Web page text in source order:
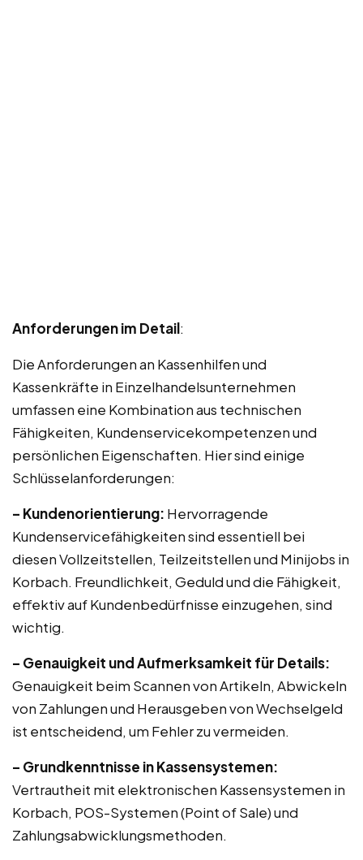
Anforderungen im Detail:
Die Anforderungen an Kassenhilfen und
Kassenkräfte in Einzelhandelsunternehmen
umfassen eine Kombination aus technischen
Fähigkeiten, Kundenservicekompetenzen und
persönlichen Eigenschaften. Hier sind einige
Schlüsselanforderungen:
– Kundenorientierung: Hervorragende
Kundenservicefähigkeiten sind essentiell bei
diesen Vollzeitstellen, Teilzeitstellen und Minijobs in
Korbach. Freundlichkeit, Geduld und die Fähigkeit,
effektiv auf Kundenbedürfnisse einzugehen, sind
wichtig.
– Genauigkeit und Aufmerksamkeit für Details:
Genauigkeit beim Scannen von Artikeln, Abwickeln
von Zahlungen und Herausgeben von Wechselgeld
ist entscheidend, um Fehler zu vermeiden.
– Grundkenntnisse in Kassensystemen:
Vertrautheit mit elektronischen Kassensystemen in
Korbach, POS-Systemen (Point of Sale) und
Zahlungsabwicklungsmethoden.